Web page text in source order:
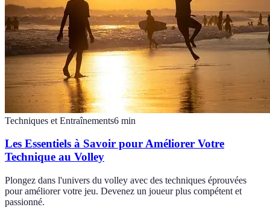
Techniques et Entraînements6 min
Les Essentiels à Savoir pour Améliorer Votre
Technique au Volley
Plongez dans l'univers du volley avec des techniques éprouvées
pour améliorer votre jeu. Devenez un joueur plus compétent et
passionné.